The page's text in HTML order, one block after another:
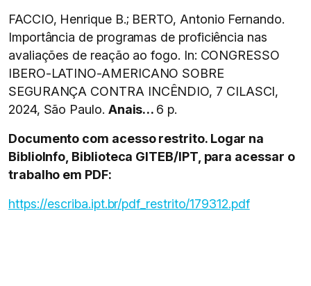
FACCIO, Henrique B.; BERTO, Antonio Fernando.
Importância de programas de proficiência nas
avaliações de reação ao fogo. In: CONGRESSO
IBERO-LATINO-AMERICANO SOBRE
SEGURANÇA CONTRA INCÊNDIO, 7 CILASCI,
2024, São Paulo. Anais… 6 p.
Documento com acesso restrito. Logar na
BiblioInfo, Biblioteca GITEB/IPT, para acessar o
trabalho em PDF:
https://escriba.ipt.br/pdf_restrito/179312.pdf